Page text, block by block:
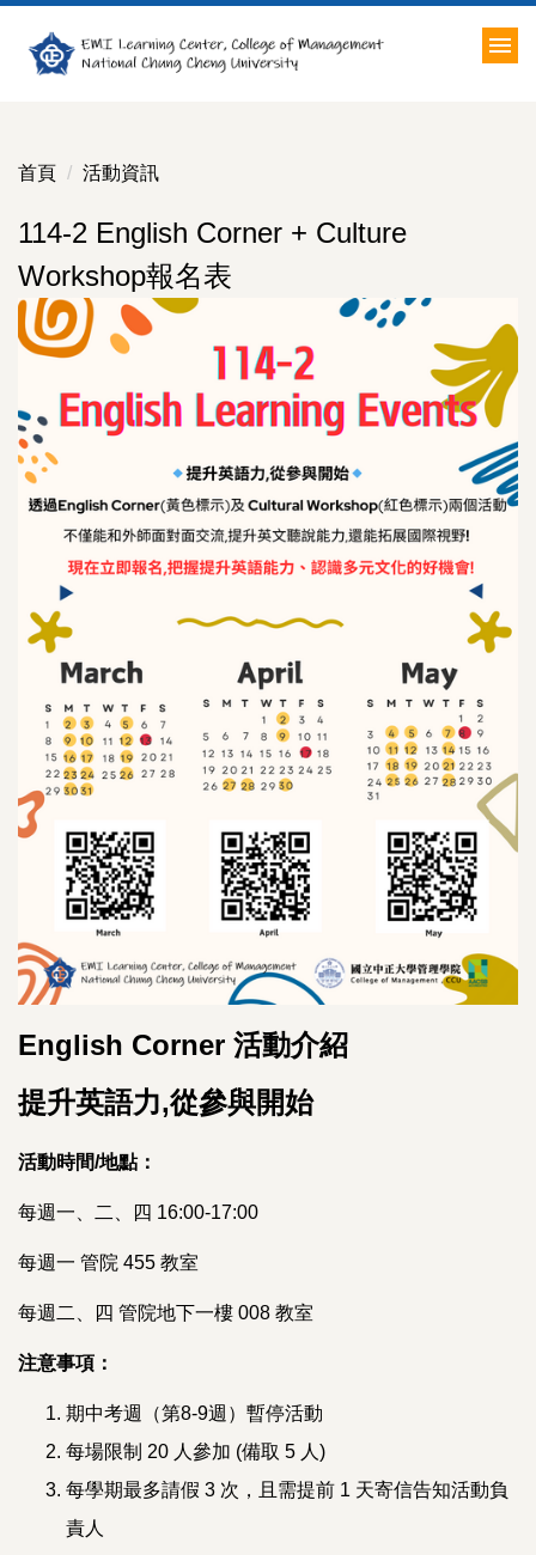
到
容
首頁 活動資訊
114-2 English Corner + Culture
Workshop報名表
English Corner 活動介紹
提升英語力,從參與開始
活動時間/地點：
每週一、二、四 16:00-17:00
每週一 管院 455 教室
每週二、四 管院地下一樓 008 教室
注意事項：
期中考週（第8-9週）暫停活動
每場限制 20 人參加 (備取 5 人)
每學期最多請假 3 次，且需提前 1 天寄信告知活動負
責人